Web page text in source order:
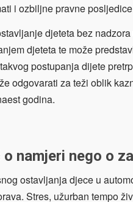
i ozbiljne pravne
djeteta bez
djeteta te može
postupanja dijete
odgovarati za teži oblik
godina.
namjeri nego o
ostavljanja djece u
Stres, užurban tempo